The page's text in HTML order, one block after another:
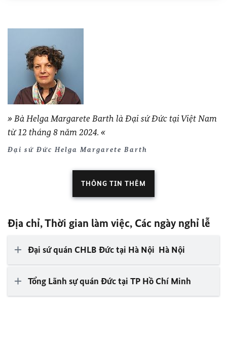
Bà Helga Margarete Barth là Đại sứ Đức tại Việt Nam
từ 12 tháng 8 năm 2024.
Đại sứ Đức Helga Margarete Barth
THÔNG TIN THÊM
Địa chỉ, Thời gian làm việc, Các ngày nghỉ lễ
Đại sứ quán CHLB Đức tại Hà Nội Hà Nội
Tổng Lãnh sự quán Ðức tại TP Hồ Chí Minh